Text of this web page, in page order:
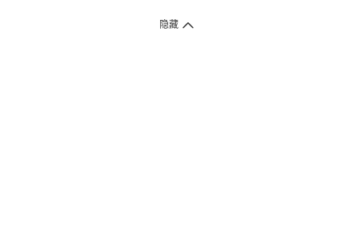
1. 送货到府（受卫生署条例规管产品除外 ）
隐藏